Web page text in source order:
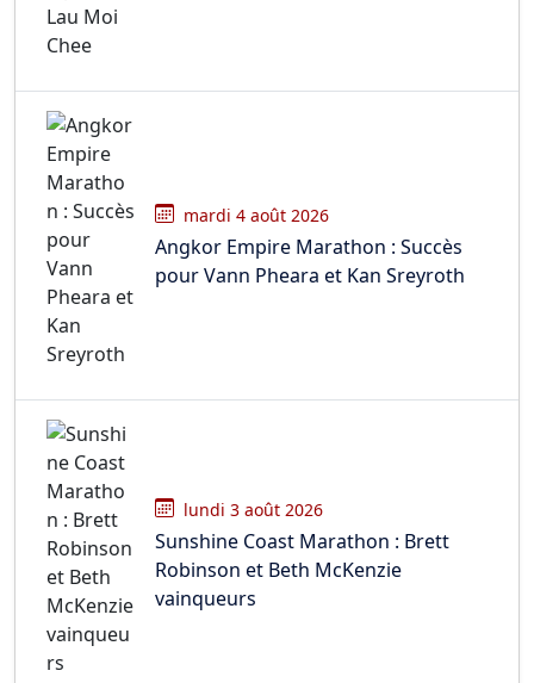
mardi 4 août 2026
Angkor Empire Marathon : Succès
pour Vann Pheara et Kan Sreyroth
lundi 3 août 2026
Sunshine Coast Marathon : Brett
Robinson et Beth McKenzie
vainqueurs